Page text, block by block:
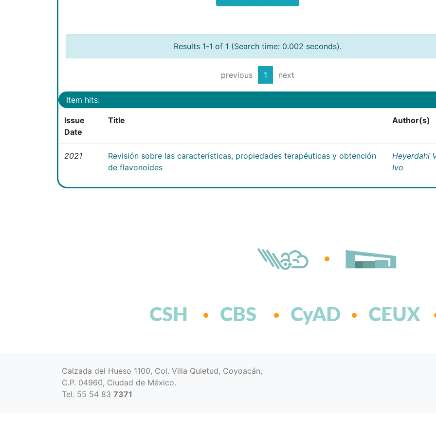
Results 1-1 of 1 (Search time: 0.002 seconds).
previous 1 next
Item hits:
Issue
Date
Title Author(s)
2021
Revisión sobre las características, propiedades terapéuticas y obtención
de flavonoides
Heyerdahl
Ivo
CSH CBS CyAD CEUX
Calzada del Hueso 1100, Col. Villa Quietud, Coyoacán,
C.P. 04960, Ciudad de México.
Tel. 55 54 83 7371